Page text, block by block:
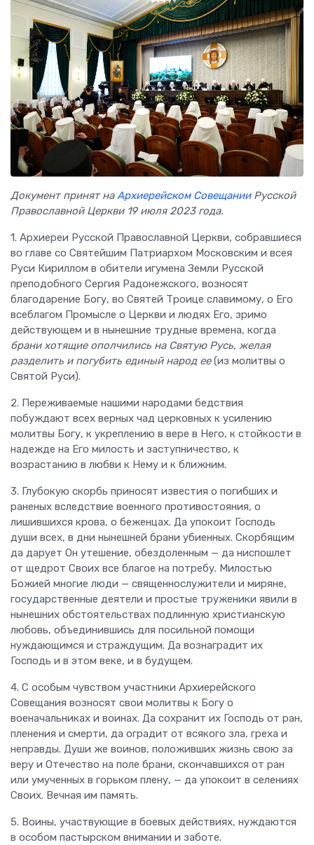
Документ принят наАрхиерейском СовещанииРусской
Православной Церкви 19 июля 2023 года.
1. Архиереи Русской Православной Церкви, собравшиеся
во главе со Святейшим Патриархом Московским и всея
Руси Кириллом в обители игумена Земли Русской
преподобного Сергия Радонежского, возносят
благодарение Богу, во Святей Троице славимому, о Его
всеблагом Промысле о Церкви и людях Его, зримо
действующем и в нынешние трудные времена, когда
брани хотящие ополчились на Святую Русь, желая
разделить и погубить единый народ ее(из молитвы о
Святой Руси).
2. Переживаемые нашими народами бедствия
побуждают всех верных чад церковных к усилению
молитвы Богу, к укреплению в вере в Него, к стойкости в
надежде на Его милость и заступничество, к
возрастанию в любви к Нему и к ближним.
3. Глубокую скорбь приносят известия о погибших и
раненых вследствие военного противостояния, о
лишившихся крова, о беженцах. Да упокоит Господь
души всех, в дни нынешней брани убиенных. Скорбящим
да дарует Он утешение, обездоленным — да ниспошлет
от щедрот Своих все благое на потребу. Милостью
Божией многие люди — священнослужители и миряне,
государственные деятели и простые труженики явили в
нынешних обстоятельствах подлинную христианскую
любовь, объединившись для посильной помощи
нуждающимся и страждущим. Да вознаградит их
Господь и в этом веке, и в будущем.
4. С особым чувством участники Архиерейского
Совещания возносят свои молитвы к Богу о
военачальниках и воинах. Да сохранит их Господь от ран,
пленения и смерти, да оградит от всякого зла, греха и
неправды. Души же воинов, положивших жизнь свою за
веру и Отечество на поле брани, скончавшихся от ран
или умученных в горьком плену, — да упокоит в селениях
Своих. Вечная им память.
5. Воины, участвующие в боевых действиях, нуждаются
в особом пастырском внимании и заботе.